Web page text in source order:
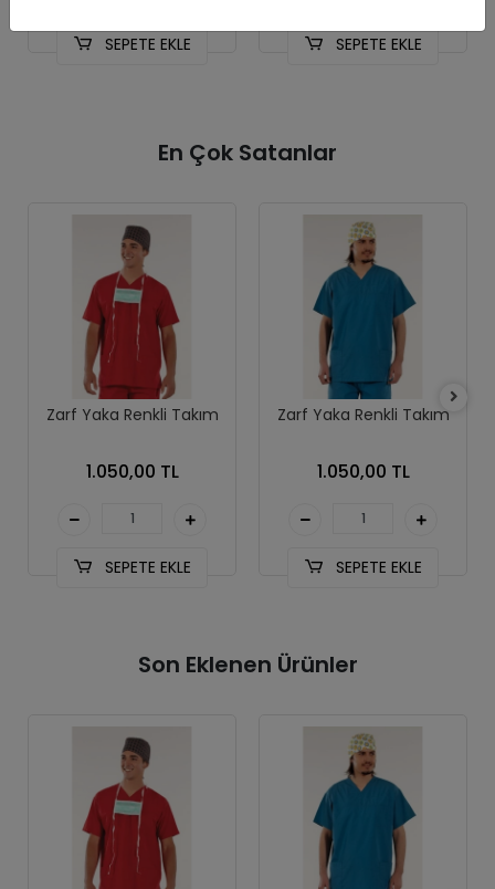
SEPETE EKLE SEPETE EKLE
En Çok Satanlar
Zarf Yaka Renkli Takım
1.050,00 TL
SEPETE EKLE
Zarf Yaka Renkli Takım
1.050,00 TL
SEPETE EKLE
Son Eklenen Ürünler